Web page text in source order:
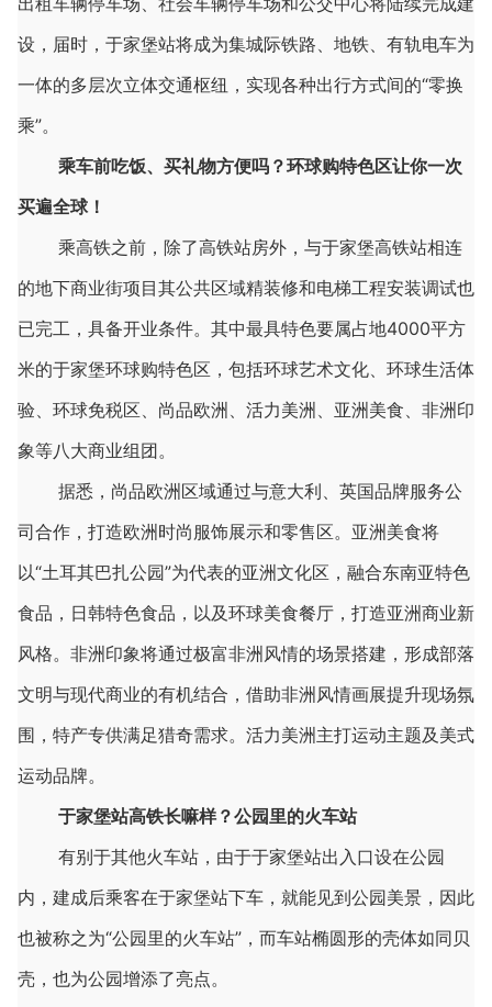
设，届时，于家堡站将成为集城际铁路、地铁、有轨电车为
一体的多层次立体交通枢纽，实现各种出行方式间的“零换
乘”。
乘车前吃饭、买礼物方便吗？环球购特色区让你一次
买遍全球！
乘高铁之前，除了高铁站房外，与于家堡高铁站相连
的地下商业街项目其公共区域精装修和电梯工程安装调试也
已完工，具备开业条件。其中最具特色要属占地4000平方
米的于家堡环球购特色区，包括环球艺术文化、环球生活体
验、环球免税区、尚品欧洲、活力美洲、亚洲美食、非洲印
象等八大商业组团。
据悉，尚品欧洲区域通过与意大利、英国品牌服务公
司合作，打造欧洲时尚服饰展示和零售区。亚洲美食将
以“土耳其巴扎公园”为代表的亚洲文化区，融合东南亚特色
食品，日韩特色食品，以及环球美食餐厅，打造亚洲商业新
风格。非洲印象将通过极富非洲风情的场景搭建，形成部落
文明与现代商业的有机结合，借助非洲风情画展提升现场氛
围，特产专供满足猎奇需求。活力美洲主打运动主题及美式
运动品牌。
于家堡站高铁长嘛样？公园里的火车站
有别于其他火车站，由于于家堡站出入口设在公园
内，建成后乘客在于家堡站下车，就能见到公园美景，因此
也被称之为“公园里的火车站”，而车站椭圆形的壳体如同贝
壳，也为公园增添了亮点。